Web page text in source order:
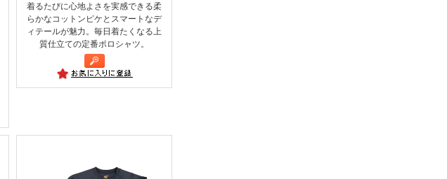
着るたびに心地よさを実感できる柔
らかなコットンピケとスマートなデ
ィテールが魅力。毎日着たくなる上
質仕立ての定番ポロシャツ。